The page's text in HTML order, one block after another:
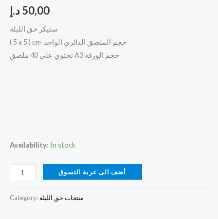
50,00د.إ
ستيكر حق الليلة
( 5 x 5 ) cm حجم الملصق الدائري الواحد
تحتوي على 40 ملصق A3 حجم الورقة
Availability: In stock
أضف الى عربة التسوق
Category: منتجات حق الليلة